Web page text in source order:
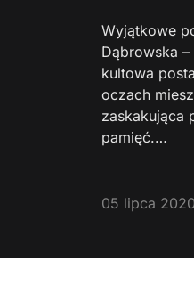
Wyjątkowe
Dąbrowska
kultowa
oczach
zaskakująca
pamięć.…
05 lipca 2020